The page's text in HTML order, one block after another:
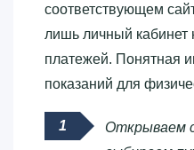
соответствующем
лишь личный кабинет
платежей. Понятная
показаний для
Открываем